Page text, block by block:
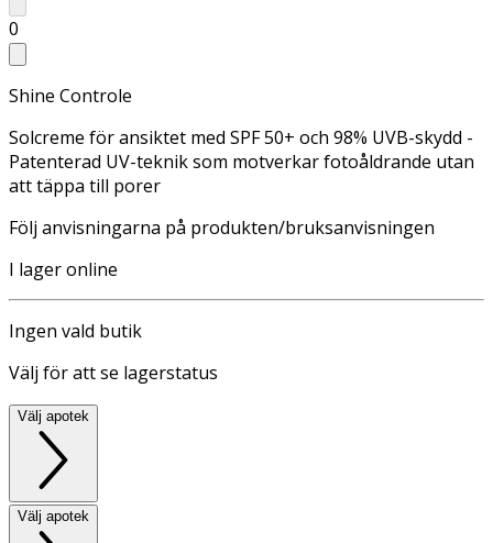
0
Shine Controle
Solcreme för ansiktet med SPF 50+ och 98% UVB-skydd -
Patenterad UV-teknik som motverkar fotoåldrande utan
att täppa till porer
Följ anvisningarna på produkten/bruksanvisningen
I lager online
Ingen vald butik
Välj för att se lagerstatus
Välj apotek
Välj apotek